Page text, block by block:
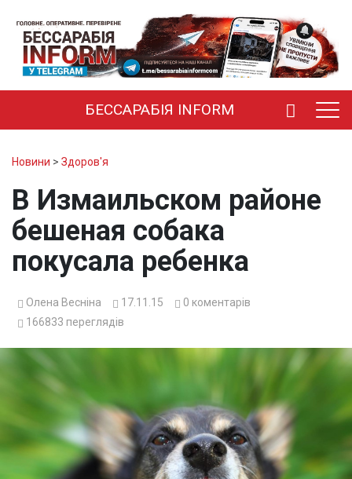
БЕССАРАБІЯ INFORM
Новини > Здоров'я
В Измаильском районе
бешеная собака
покусала ребенка
Олена Весніна 17.11.15 0 коментарів
166833 переглядів